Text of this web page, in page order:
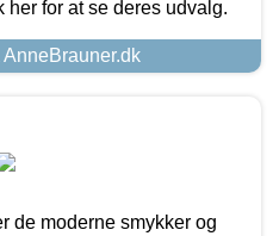
for at se deres udvalg.
de moderne smykker og